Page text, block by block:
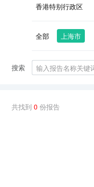
香港特别行政区
全部 上海市
搜索
共找到 0 份报告